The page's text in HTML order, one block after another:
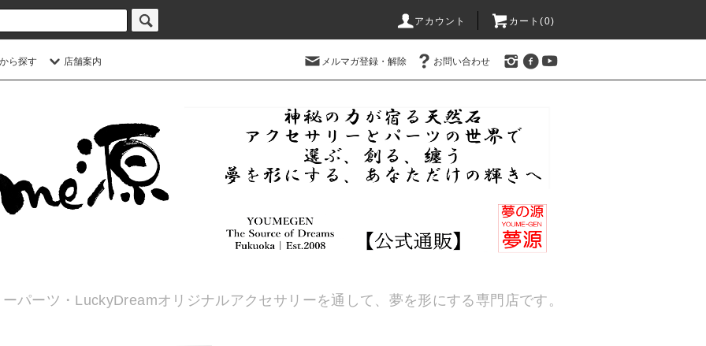
アカウント カート(0)
ら探す 店舗案内 メルマガ登録・解除 お問い合わせ
パーツ・LuckyDreamオリジナルアクセサリーを通して、夢を形にする専門店です。